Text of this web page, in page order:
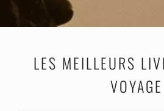
LES MEILLEURS
VOYAGE